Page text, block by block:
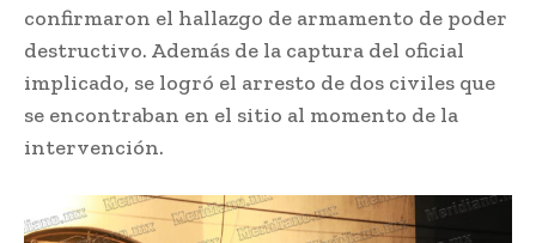
confirmaron el hallazgo de armamento de poder
destructivo. Además de la captura del oficial
implicado, se logró el arresto de dos civiles que
se encontraban en el sitio al momento de la
intervención.